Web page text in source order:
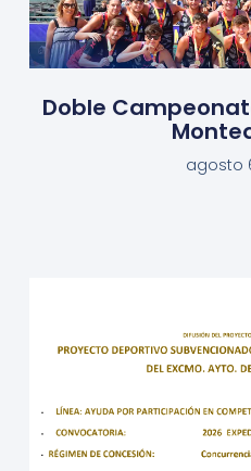
Doble
agosto